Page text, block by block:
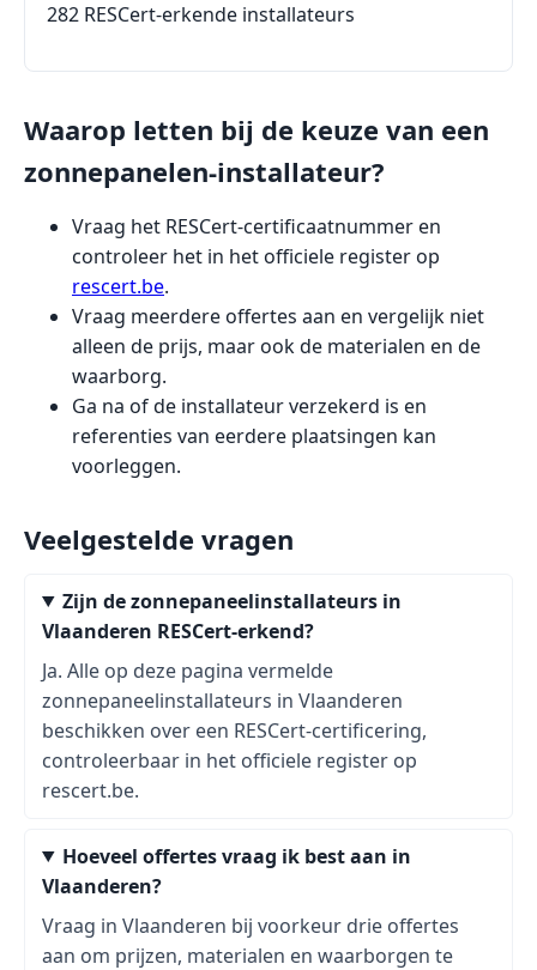
282 RESCert-erkende installateurs
Waarop letten bij de keuze van een
zonnepanelen-installateur?
Vraag het RESCert-certificaatnummer en
controleer het in het officiele register op
rescert.be.
Vraag meerdere offertes aan en vergelijk niet
alleen de prijs, maar ook de materialen en de
waarborg.
Ga na of de installateur verzekerd is en
referenties van eerdere plaatsingen kan
voorleggen.
Veelgestelde vragen
Zijn de zonnepaneelinstallateurs in
Vlaanderen RESCert-erkend?
Ja. Alle op deze pagina vermelde
zonnepaneelinstallateurs in Vlaanderen
beschikken over een RESCert-certificering,
controleerbaar in het officiele register op
rescert.be.
Hoeveel offertes vraag ik best aan in
Vlaanderen?
Vraag in Vlaanderen bij voorkeur drie offertes
aan om prijzen, materialen en waarborgen te